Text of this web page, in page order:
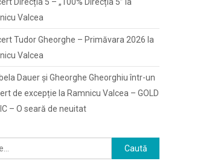
Valcea
Tudor Gheorghe – Primăvara 2026 la
Valcea
Dauer și Gheorghe Gheorghiu într-un
de excepție la Ramnicu Valcea – GOLD
– O seară de neuitat
Caută
după: